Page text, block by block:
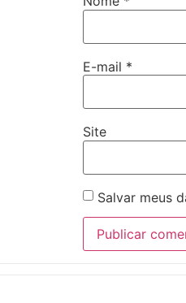
E-mail *
Site
Salvar meus